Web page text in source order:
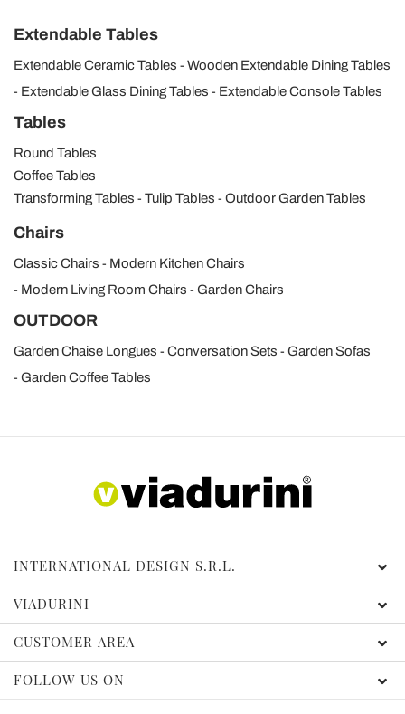
Extendable Tables
Extendable Ceramic Tables
Wooden Extendable Dining Tables
Extendable Glass Dining Tables
Extendable Console Tables
Tables
Round Tables
Coffee Tables
Transforming Tables
Tulip Tables Outdoor Garden Tables
Chairs
Classic Chairs
Modern Kitchen Chairs
Modern Living Room Chairs
Garden Chairs
OUTDOOR
Garden Chaise Longues Conversation Sets
Garden Sofas
Garden Coffee Tables
INTERNATIONAL DESIGN S.R.L.
VIADURINI
CUSTOMER AREA
FOLLOW US ON